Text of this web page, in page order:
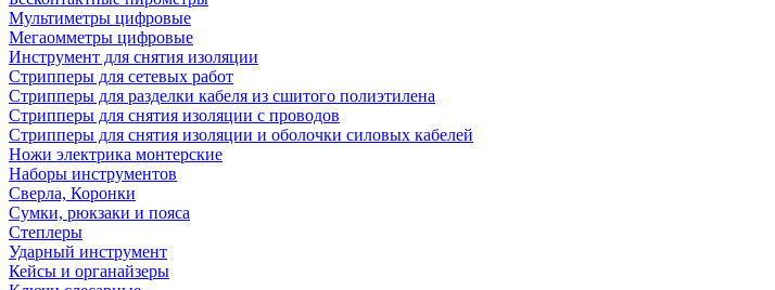
Мультиметры цифровые
Мегаомметры цифровые
Инструмент для снятия изоляции
Стрипперы для сетевых работ
Стрипперы для разделки кабеля из сшитого полиэтилена
Cтрипперы для снятия изоляции с проводов
Стрипперы для снятия изоляции и оболочки силовых кабелей
Ножи электрика монтерские
Наборы инструментов
Сверла, Коронки
Сумки, рюкзаки и пояса
Степлеры
Ударный инструмент
Кейсы и органайзеры